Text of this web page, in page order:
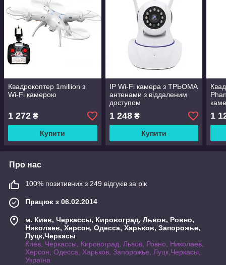
Квадрокоптер 1million з
Wi-Fi камерою
1 272 ₴
Купити
IP Wi-Fi камера з ТРЬОМА
антенами з віддаленим
доступом
1 248₴
Купити
1
Про нас
100% позитивних з 249 відгуків за рік
Працює з 06.02.2014
м. Киев, Черкассы, Кировоград, Львов, Ровно,
Николаев, Херсон, Одесса, Харьков, Запорожье,
Луцк,Черкасы
Киев, Черкассы, Кировоград, Львов, Ровно, Николаев,
Херсон, Одесса, Харьков, Запорожье, Луцк,Черкасы,
Україна